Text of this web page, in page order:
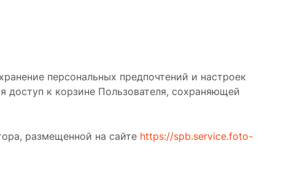
персональных предпочтений и настроек
доступ к корзине Пользователя, сохраняющей
размещенной на сайте https://spb.service.foto-